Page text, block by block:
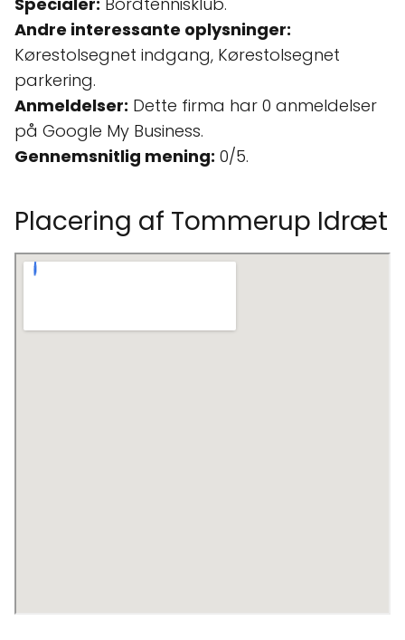
Andre interessante oplysninger:
Kørestolsegnet indgang, Kørestolsegnet
parkering.
Anmeldelser: Dette firma har 0 anmeldelser
på Google My Business.
Gennemsnitlig mening: 0/5.
Placering af Tommerup Idræt